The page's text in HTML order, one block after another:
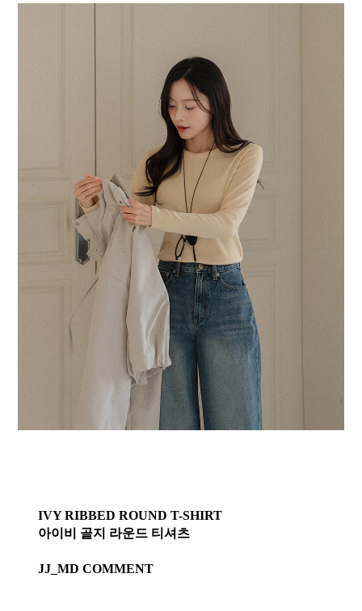
IVY RIBBED ROUND T-SHIRT
아이비 골지 라운드 티셔츠
JJ_MD COMMENT